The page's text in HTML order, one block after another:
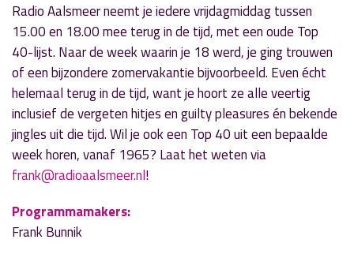
Radio Aalsmeer neemt je iedere vrijdagmiddag tussen
15.00 en 18.00 mee terug in de tijd, met een oude Top
40-lijst. Naar de week waarin je 18 werd, je ging trouwen
of een bijzondere zomervakantie bijvoorbeeld. Even écht
helemaal terug in de tijd, want je hoort ze alle veertig
inclusief de vergeten hitjes en guilty pleasures én bekende
jingles uit die tijd. Wil je ook een Top 40 uit een bepaalde
week horen, vanaf 1965? Laat het weten via
frank@radioaalsmeer.nl!
Programmamakers:
Frank Bunnik